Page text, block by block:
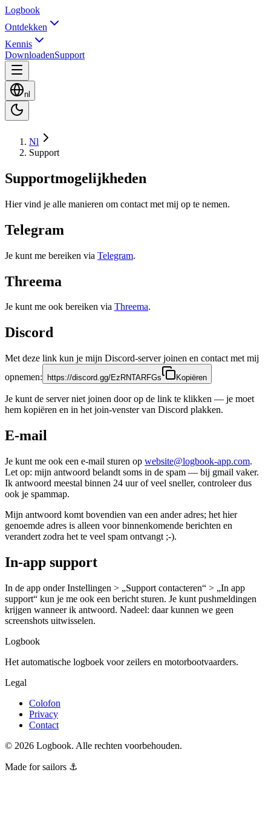
Logbook
Ontdekken
Kennis
DownloadenSupport
nl
Nl
Support
Supportmogelijkheden
Hier vind je alle manieren om contact met mij op te nemen.
Telegram
Je kunt me bereiken via Telegram.
Threema
Je kunt me ook bereiken via Threema.
Discord
Met deze link kun je mijn Discord-server joinen en contact met mij
opnemen:
https://discord.gg/EzRNTARFGs Kopiëren
Je kunt de server niet joinen door op de link te klikken — je moet
hem kopiëren en in het join-venster van Discord plakken.
E-mail
Je kunt me ook een e-mail sturen op website@logbook-app.com.
Let op: mijn antwoord belandt soms in de spam — bij gmail vaker.
Ik antwoord meestal binnen 24 uur of veel sneller, controleer dus
ook je spammap.
Mijn antwoord komt bovendien van een ander adres; het hier
genoemde adres is alleen voor binnenkomende berichten en
verandert zodra het te veel spam ontvangt ;-).
In-app support
In de app onder Instellingen > „Support contacteren“ > „In app
support“ kun je me ook een bericht sturen. Je kunt pushmeldingen
krijgen wanneer ik antwoord. Nadeel: daar kunnen we geen
screenshots uitwisselen.
Logbook
Het automatische logboek voor zeilers en motorbootvaarders.
Legal
Colofon
Privacy
Contact
© 2026 Logbook. Alle rechten voorbehouden.
Made for sailors ⚓